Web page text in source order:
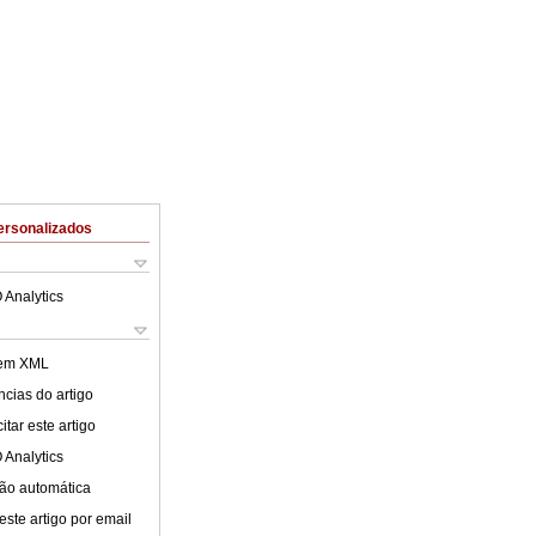
Analytics
XML
do artigo
este artigo
Analytics
automática
artigo por email